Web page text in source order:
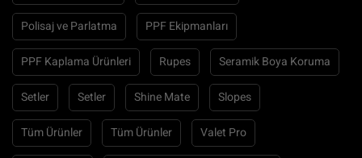
Polisaj ve Parlatma PPF Ekipmanları
PPF Kaplama Ürünleri Rupes Seramik Boya Koruma
Setler Setler Shine Mate Slopes
Tüm Ürünler Tüm Ürünler Valet Pro